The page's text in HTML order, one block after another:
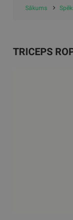
Sākums
TRICEPS